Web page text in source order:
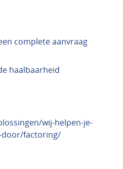
complete aanvraag
haalbaarheid
wij-helpen-je-
door/factoring/